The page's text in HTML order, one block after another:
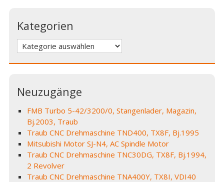
Kategorien
Kategorien
Neuzugänge
FMB Turbo 5-42/3200/0, Stangenlader, Magazin,
Bj.2003, Traub
Traub CNC Drehmaschine TND400, TX8F, Bj.1995
Mitsubishi Motor SJ-N4, AC Spindle Motor
Traub CNC Drehmaschine TNC30DG, TX8F, Bj.1994,
2 Revolver
Traub CNC Drehmaschine TNA400Y, TX8I, VDI40